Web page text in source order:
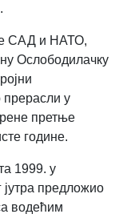
САД и НАТО,
Ослободилачку
прерасли у
претње
године.
1999. у
предложио
водећим